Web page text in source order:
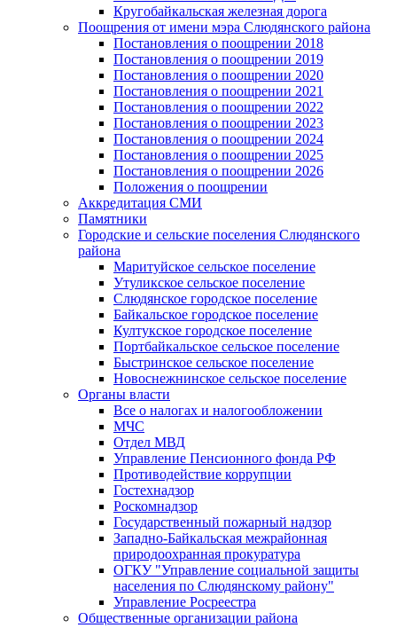
Кругобайкальская железная дорога
Поощрения от имени мэра Слюдянского района
Постановления о поощрении 2018
Постановления о поощрении 2019
Постановления о поощрении 2020
Постановления о поощрении 2021
Постановления о поощрении 2022
Постановления о поощрении 2023
Постановления о поощрении 2024
Постановления о поощрении 2025
Постановления о поощрении 2026
Положения о поощрении
Аккредитация СМИ
Памятники
Городские и сельские поселения Слюдянского
района
Маритуйское сельское поселение
Утуликское сельское поселение
Слюдянское городское поселение
Байкальское городское поселение
Култукское городское поселение
Портбайкальское сельское поселение
Быстринское сельское поселение
Новоснежнинское сельское поселение
Органы власти
Все о налогах и налогообложении
МЧС
Отдел МВД
Управление Пенсионного фонда РФ
Противодействие коррупции
Гостехнадзор
Роскомнадзор
Государственный пожарный надзор
Западно-Байкальская межрайонная
природоохранная прокуратура
ОГКУ "Управление социальной защиты
населения по Слюдянскому району"
Управление Росреестра
Общественные организации района